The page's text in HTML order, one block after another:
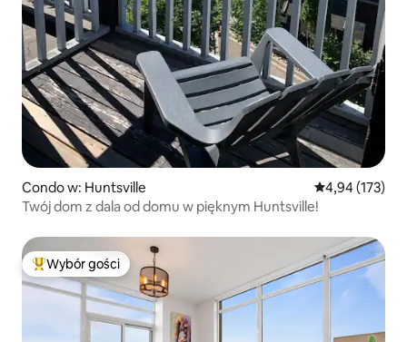
Condo w: Huntsville Średnia
4,94 (173)
Twój dom z dala od domu w pięknym Huntsville!
Najpopularniejsze z kategorii Wybór gości
Wybór gości